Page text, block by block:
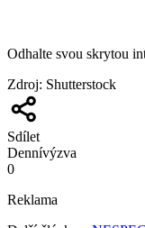
Odhalte svou skrytou
Zdroj: Shutterstock
Sdílet
Dennívýzva
0
Reklama